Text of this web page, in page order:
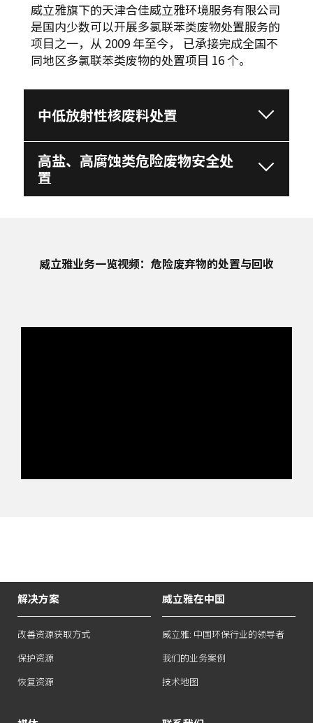
威立雅旗下的天津合佳威立雅环境服务有限公司
是国内少数可以开展多氯联苯类废物处置服务的
项目之一，从 2009 年至今， 已承接完成全国不
同地区多氯联苯类废物的处置项目 16 个。
中低放射性核废料处置
高盐、高腐蚀类危险废物安全处
置
威立雅业务一览视频：危险废弃物的处置与回收
解决方案
改善资源获取方式
保护资源
恢复资源
威立雅在中国
威立雅: 中国环保行业的领导者
我们的业务案例
技术地图